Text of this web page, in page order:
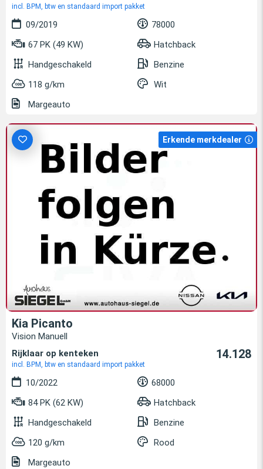
incl. BPM, btw en standaard import pakket
09/2019
78000
67 PK (49 KW)
Hatchback
Handgeschakeld
Benzine
118 g/km
Wit
Margeauto
Erkende merkdealer
Kia Picanto
Vision Manuell
Rijklaar op kenteken
incl. BPM, btw en standaard import pakket
14.128
10/2022
68000
84 PK (62 KW)
Hatchback
Handgeschakeld
Benzine
120 g/km
Rood
Margeauto